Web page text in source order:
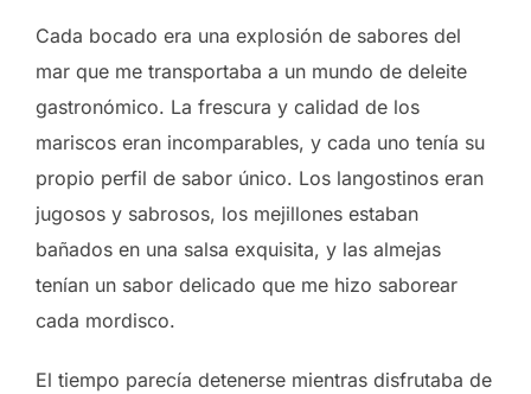
Cada bocado era una explosión de sabores del
mar que me transportaba a un mundo de deleite
gastronómico. La frescura y calidad de los
mariscos eran incomparables, y cada uno tenía su
propio perfil de sabor único. Los langostinos eran
jugosos y sabrosos, los mejillones estaban
bañados en una salsa exquisita, y las almejas
tenían un sabor delicado que me hizo saborear
cada mordisco.
El tiempo parecía detenerse mientras disfrutaba de